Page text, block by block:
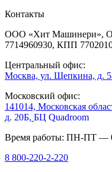
Контакты
ООО «Хит Машинери»,
7714960930, КПП
Центральный офис:
Москва, ул. Щепкина, д.
Московский офис:
141014, Московская
д. 20Б, БЦ Quadroom
Время работы: ПН-ПТ —
8 800-220-2-220